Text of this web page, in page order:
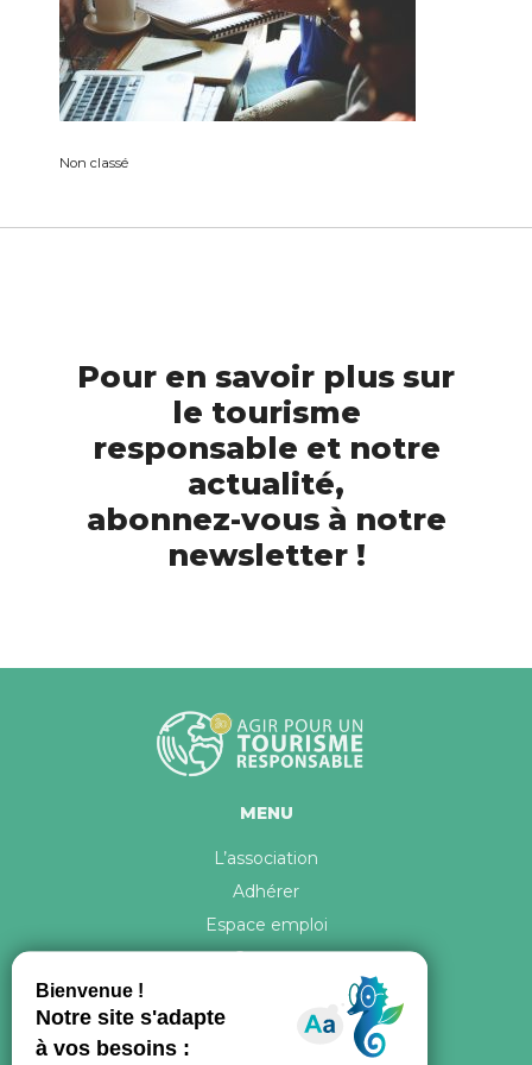
Non classé
Pour en savoir plus sur
le tourisme
responsable et notre
actualité,
abonnez-vous à notre
newsletter !
MENU
L’association
Adhérer
Espace emploi
Contact